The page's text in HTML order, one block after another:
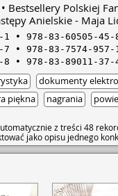
Bestsellery Polskiej
Anielskie - Maja
1
978-83-60505-45-
7
978-83-7574-957-
8
978-83-89011-37-
dokumenty
piękna nagrania
z treści 48
jako opisu jednego